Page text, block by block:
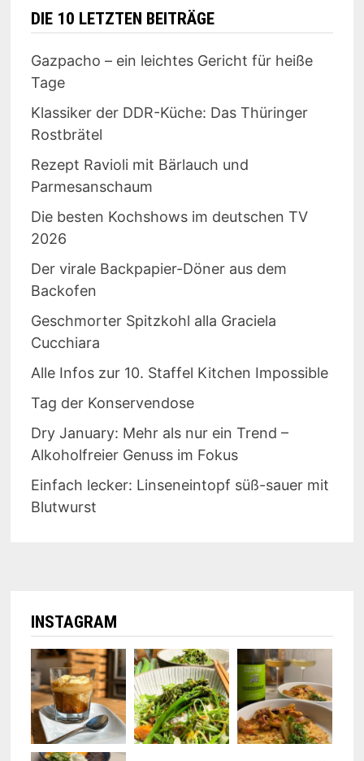
DIE 10 LETZTEN BEITRÄGE
Gazpacho – ein leichtes Gericht für heiße
Tage
Klassiker der DDR-Küche: Das Thüringer
Rostbrätel
Rezept Ravioli mit Bärlauch und
Parmesanschaum
Die besten Kochshows im deutschen TV
2026
Der virale Backpapier-Döner aus dem
Backofen
Geschmorter Spitzkohl alla Graciela
Cucchiara
Alle Infos zur 10. Staffel Kitchen Impossible
Tag der Konservendose
Dry January: Mehr als nur ein Trend –
Alkoholfreier Genuss im Fokus
Einfach lecker: Linseneintopf süß-sauer mit
Blutwurst
INSTAGRAM